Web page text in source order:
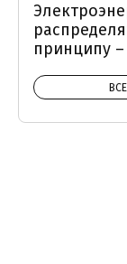
принципу